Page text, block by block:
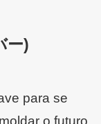
ー)
para se
o futuro